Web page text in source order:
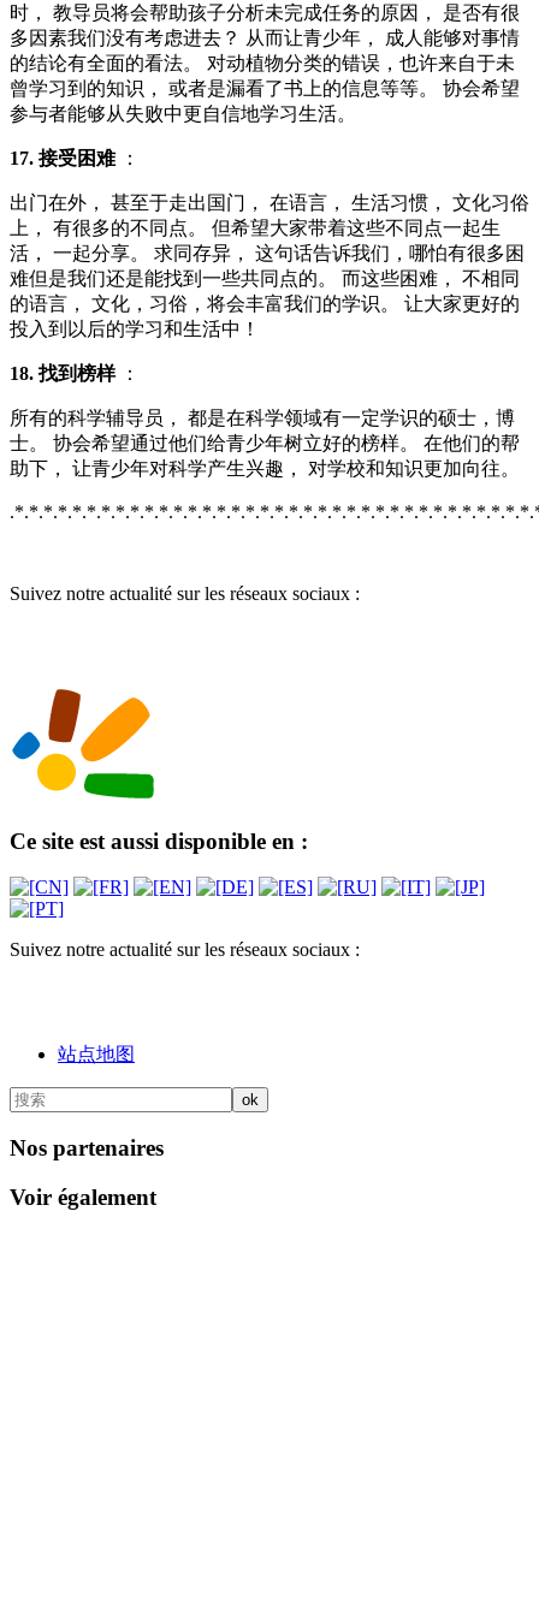
时， 教导员将会帮助孩子分析未完成任务的原因， 是否有很
多因素我们没有考虑进去？ 从而让青少年， 成人能够对事情
的结论有全面的看法。 对动植物分类的错误，也许来自于未
曾学习到的知识， 或者是漏看了书上的信息等等。 协会希望
参与者能够从失败中更自信地学习生活。
17. 接受困难：
出门在外， 甚至于走出国门， 在语言， 生活习惯， 文化习俗
上， 有很多的不同点。 但希望大家带着这些不同点一起生
活， 一起分享。 求同存异， 这句话告诉我们，哪怕有很多困
难但是我们还是能找到一些共同点的。 而这些困难， 不相同
的语言， 文化，习俗，将会丰富我们的学识。 让大家更好的
投入到以后的学习和生活中！
18. 找到榜样：
所有的科学辅导员， 都是在科学领域有一定学识的硕士，博
士。 协会希望通过他们给青少年树立好的榜样。 在他们的帮
助下， 让青少年对科学产生兴趣， 对学校和知识更加向往。
Suivez notre actualité sur les réseaux sociaux :
Ce site est aussi disponible en :
Suivez notre actualité sur les réseaux sociaux :
站点地图
Nos partenaires
Voir également